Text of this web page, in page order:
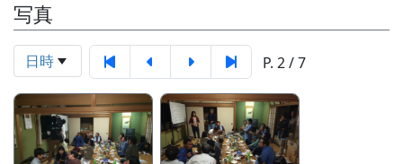
写真
日時 P. 2 / 7